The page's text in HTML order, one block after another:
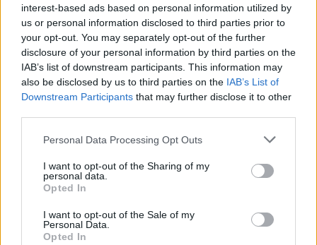
interest-based ads based on personal information utilized by
us or personal information disclosed to third parties prior to
your opt-out. You may separately opt-out of the further
disclosure of your personal information by third parties on the
IAB’s list of downstream participants. This information may
also be disclosed by us to third parties on the IAB’s List of
Downstream Participants that may further disclose it to other
Personal Data Processing Opt Outs
I want to opt-out of the Sharing of my
personal data.
Opted In
I want to opt-out of the Sale of my
Personal Data.
Opted In
Κορώνη - Για την διοργάνωση
διαλέξεων, συνεδρίων,
σεμιναρίων κ.λ.π.
Πέμπτη, 4 Δεκεμβρίου 2008 - Μεσσηνιακός
Λόγος
ΜΑΝΙΑΤΑΚΕΙΟΝ ΙΔΡΥΜΑ/Διαλέξεις -
Συνεντεύξεις - Δημοσιεύσεις - Άρθρα Δημήτρη
Μανιατάκη
δημοσίευμα
Οι απολογισμοί 2007-2006 του
Μανιατακείου Ιδρύματος
Τετάρτη, 8 Οκτωβρίου 2008 -Εστία
ΜΑΝΙΑΤΑΚΕΙΟΝ ΙΔΡΥΜΑ/Διαλέξεις -
Συνεντεύξεις - Δημοσιεύσεις - Άρθρα Δημήτρη
Μανιατάκη